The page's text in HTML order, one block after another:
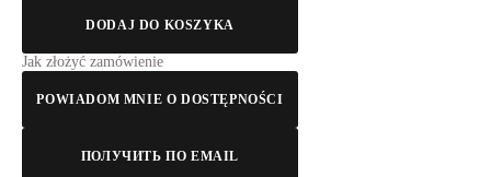
DODAJ DO KOSZYKA
Jak złożyć zamówienie
POWIADOM MNIE O DOSTĘPNOŚCI
ПОЛУЧИТЬ ПО EMAIL